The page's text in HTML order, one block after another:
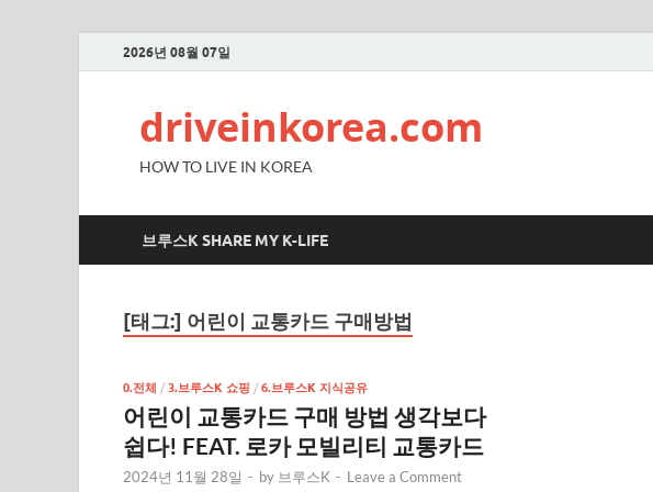
2026년 08월 07일
driveinkorea.com
HOW TO LIVE IN KOREA
브루스K SHARE MY K-LIFE
[태그:] 어린이 교통카드 구매방법
0.전체 / 3.브루스K 쇼핑 / 6.브루스K 지식공유
어린이 교통카드 구매 방법 생각보다
쉽다! FEAT. 로카 모빌리티 교통카드
2024년 11월 28일 - by 브루스K - Leave a Comment